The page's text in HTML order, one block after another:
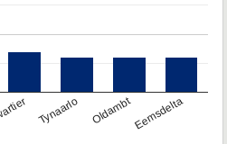
Tynaarlo OldambtEemsdelta